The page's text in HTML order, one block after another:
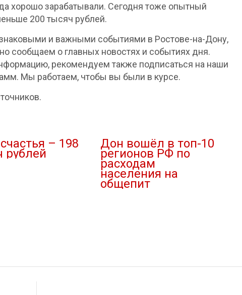
хорошо зарабатывали. Сегодня тоже опытный
200 тысяч рублей.
и важными событиями в Ростове-на-Дону,
сообщаем о главных новостях и событиях дня.
рекомендуем также подписаться на наши
Мы работаем, чтобы вы были в курсе.
– 198
рублей
Дон вошёл в топ-10
регионов РФ по
расходам
населения на
общепит